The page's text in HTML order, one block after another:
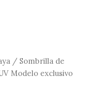
/ Sombrilla de
Modelo exclusivo